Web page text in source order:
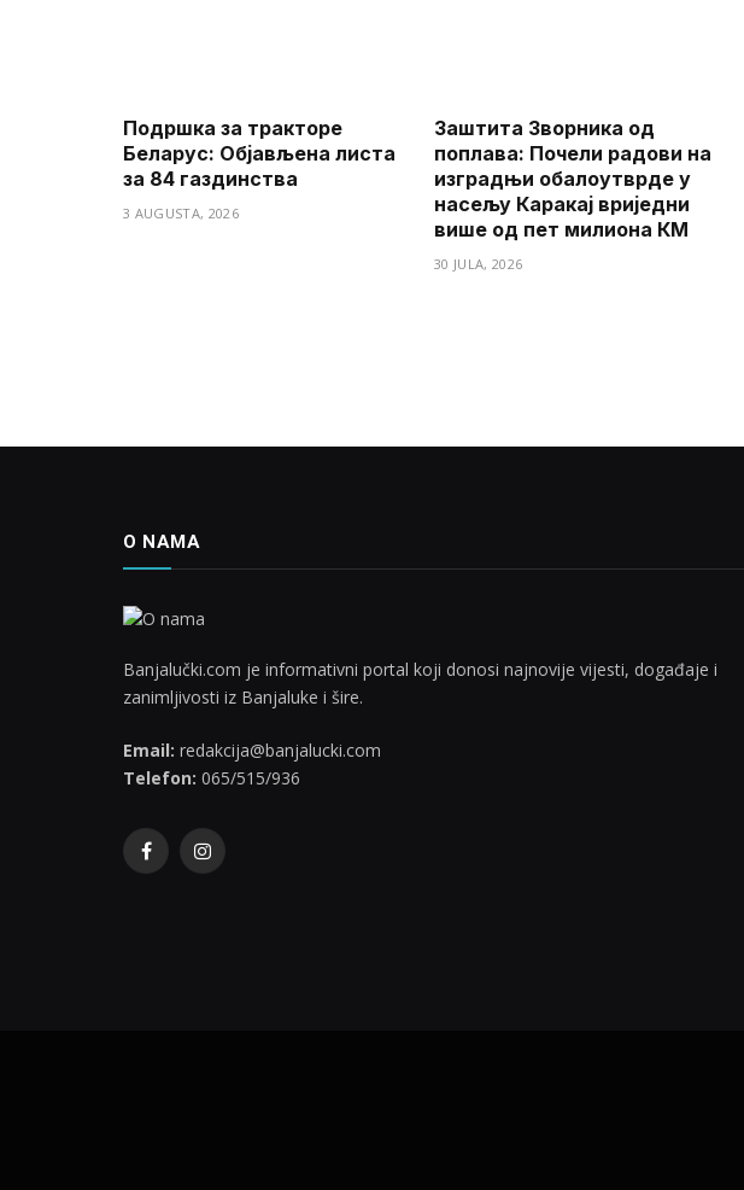
Подршка за тракторе
Беларус: Објављена листа
за 84 газдинства
3 AUGUSTA, 2026
Заштита Зворника од
поплава: Почели радови на
изградњи обалоутврде у
насељу Каракај вриједни
више од пет милиона КМ
30 JULA, 2026
O NAMA
Banjalučki.com je informativni portal koji donosi najnovije vijesti, događaje i
zanimljivosti iz Banjaluke i šire.
Email: redakcija@banjalucki.com
Telefon: 065/515/936
FacebookInstagram